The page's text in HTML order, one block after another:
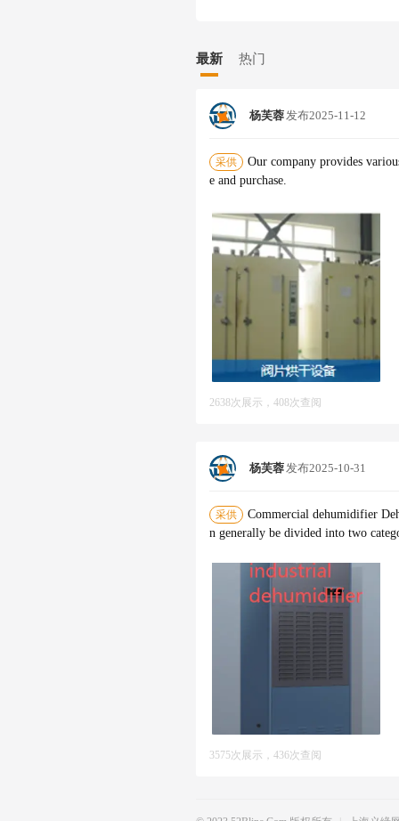
售;玻璃纤维增强塑料制品销售;生
止、未限制的经营活动）
最新 热门
杨芙蓉发布2025-11-12
采供
Our company provides various
e and purchase.
2638次展示，408次查阅
杨芙蓉发布2025-10-31
采供
Commercial dehumidifier
n generally be divided into two
3575次展示，436次查阅